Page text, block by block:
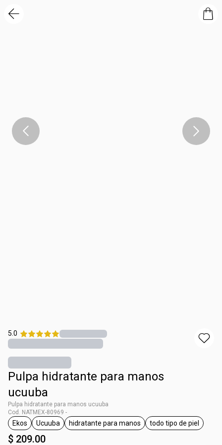
5.0
Pulpa hidratante para manos
ucuuba
Pulpa hidratante para manos ucuuba
Cod. NATMEX-80969 -
etiqueta Ekos
Ekos
etiqueta Ucuuba
Ucuuba
etiqueta hidratante para manos
hidratante para manos
etiqueta todo
todo tipo de piel
$ 209.00